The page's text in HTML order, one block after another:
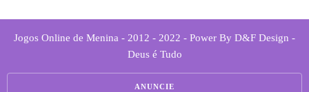
Jogos Online de Menina - 2012 - 2022 - Power By D&F Design -
Deus é Tudo
ANUNCIE